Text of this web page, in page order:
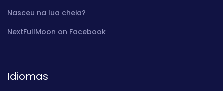
Nasceu na lua cheia?
NextFullMoon on Facebook
Idiomas